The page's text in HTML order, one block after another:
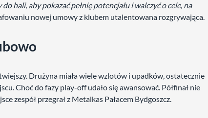
hali, aby pokazać pełnię potencjału i walczyć o cele, na
nowej umowy z klubem utalentowana rozgrywająca.
Drużyna miała wiele wzlotów i upadków, ostatecznie
Choć do fazy play-off udało się awansować. Półfinał nie
zespół przegrał z Metalkas Pałacem Bydgoszcz.